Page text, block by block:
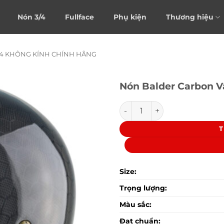
Nón 3/4 Fullface Phụ kiện Thương hiệu
KHÔNG KÍNH CHÍNH HÃNG
Nón Balder Carbon
Nón Balder Carbon Vân Tổ
Size:
Trọng lượng:
Màu sắc:
Đạt chuẩn: